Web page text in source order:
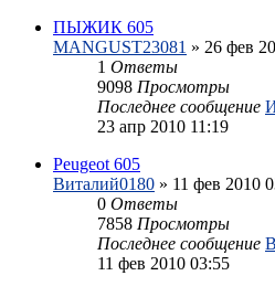
ПЫЖИК 605
MANGUST23081 » 26 фев
1 Ответы
9098 Просмотры
Последнее сообщение
23 апр 2010 11:19
Peugeot 605
Виталий0180 » 11 фев 2010
0 Ответы
7858 Просмотры
Последнее сообщение
11 фев 2010 03:55